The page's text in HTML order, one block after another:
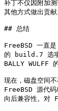
补丁不仅因附加
其他方式做出贡
## 总结
FreeBSD 一直是
的 build.7 选项
BALLY WULFF
现在，磁盘空间
FreeBSD 源代码
向后兼容性。对